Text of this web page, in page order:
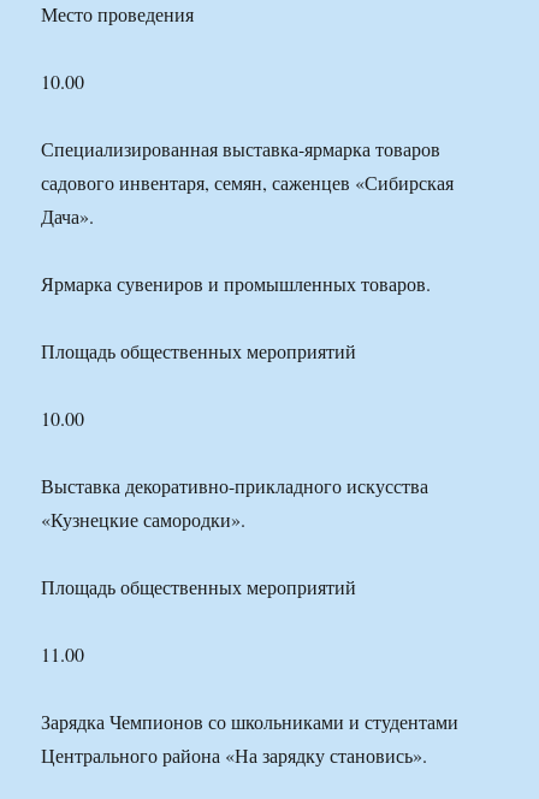
Место проведения
10.00
Специализированная выставка-ярмарка товаров
садового инвентаря, семян, саженцев «Сибирская
Дача».
Ярмарка сувениров и промышленных товаров.
Площадь общественных мероприятий
10.00
Выставка декоративно-прикладного искусства
«Кузнецкие самородки».
Площадь общественных мероприятий
11.00
Зарядка Чемпионов со школьниками и студентами
Центрального района «На зарядку становись».